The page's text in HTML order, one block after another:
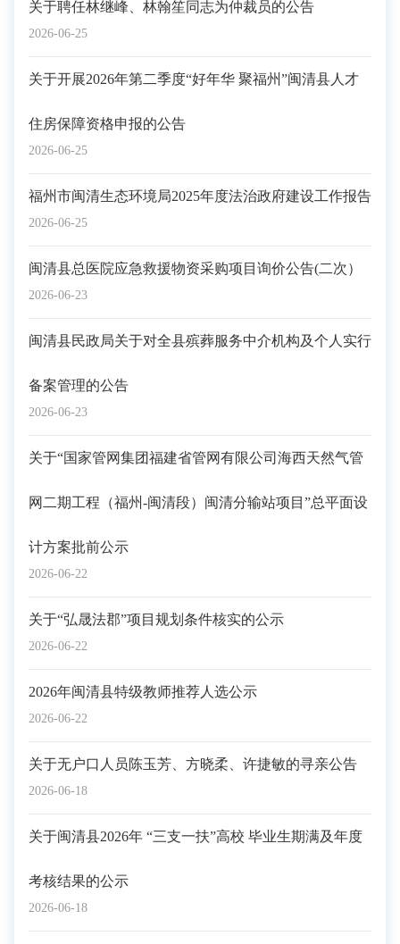
2026-06-25
关于聘任林继峰、林翰笙同志为仲裁员的公告
2026-06-25
关于开展2026年第二季度“好年华 聚福州”闽清县人才
住房保障资格申报的公告
2026-06-25
福州市闽清生态环境局2025年度法治政府建设工作报告
2026-06-23
闽清县总医院应急救援物资采购项目询价公告(二次）
2026-06-23
闽清县民政局关于对全县殡葬服务中介机构及个人实行
备案管理的公告
2026-06-22
关于“国家管网集团福建省管网有限公司海西天然气管
网二期工程（福州-闽清段）闽清分输站项目”总平面设
计方案批前公示
2026-06-22
关于“弘晟法郡”项目规划条件核实的公示
2026-06-22
2026年闽清县特级教师推荐人选公示
2026-06-18
关于无户口人员陈玉芳、方晓柔、许捷敏的寻亲公告
2026-06-18
关于闽清县2026年 “三支一扶”高校 毕业生期满及年度
考核结果的公示